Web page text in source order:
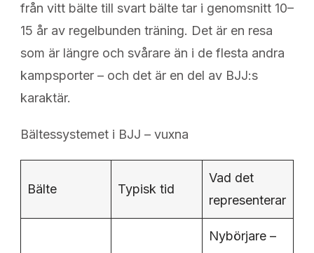
från vitt bälte till svart bälte tar i genomsnitt 10–
15 år av regelbunden träning. Det är en resa
som är längre och svårare än i de flesta andra
kampsporter – och det är en del av BJJ:s
karaktär.
Bältessystemet i BJJ – vuxna
Bälte Typisk tid
Vad det
representerar
Nybörjare –